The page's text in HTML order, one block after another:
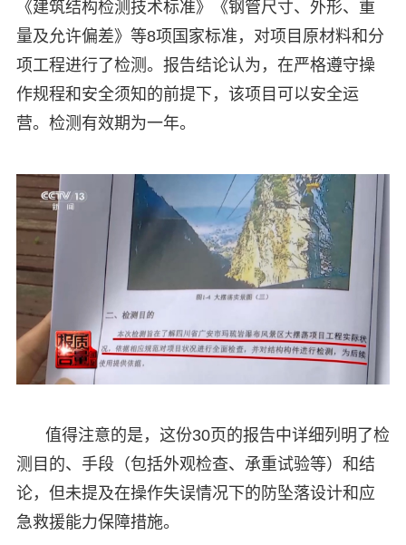
《建筑结构检测技术标准》《钢管尺寸、外形、重
量及允许偏差》等8项国家标准，对项目原材料和分
项工程进行了检测。报告结论认为，在严格遵守操
作规程和安全须知的前提下，该项目可以安全运
营。检测有效期为一年。
值得注意的是，这份30页的报告中详细列明了检
测目的、手段（包括外观检查、承重试验等）和结
论，但未提及在操作失误情况下的防坠落设计和应
急救援能力保障措施。